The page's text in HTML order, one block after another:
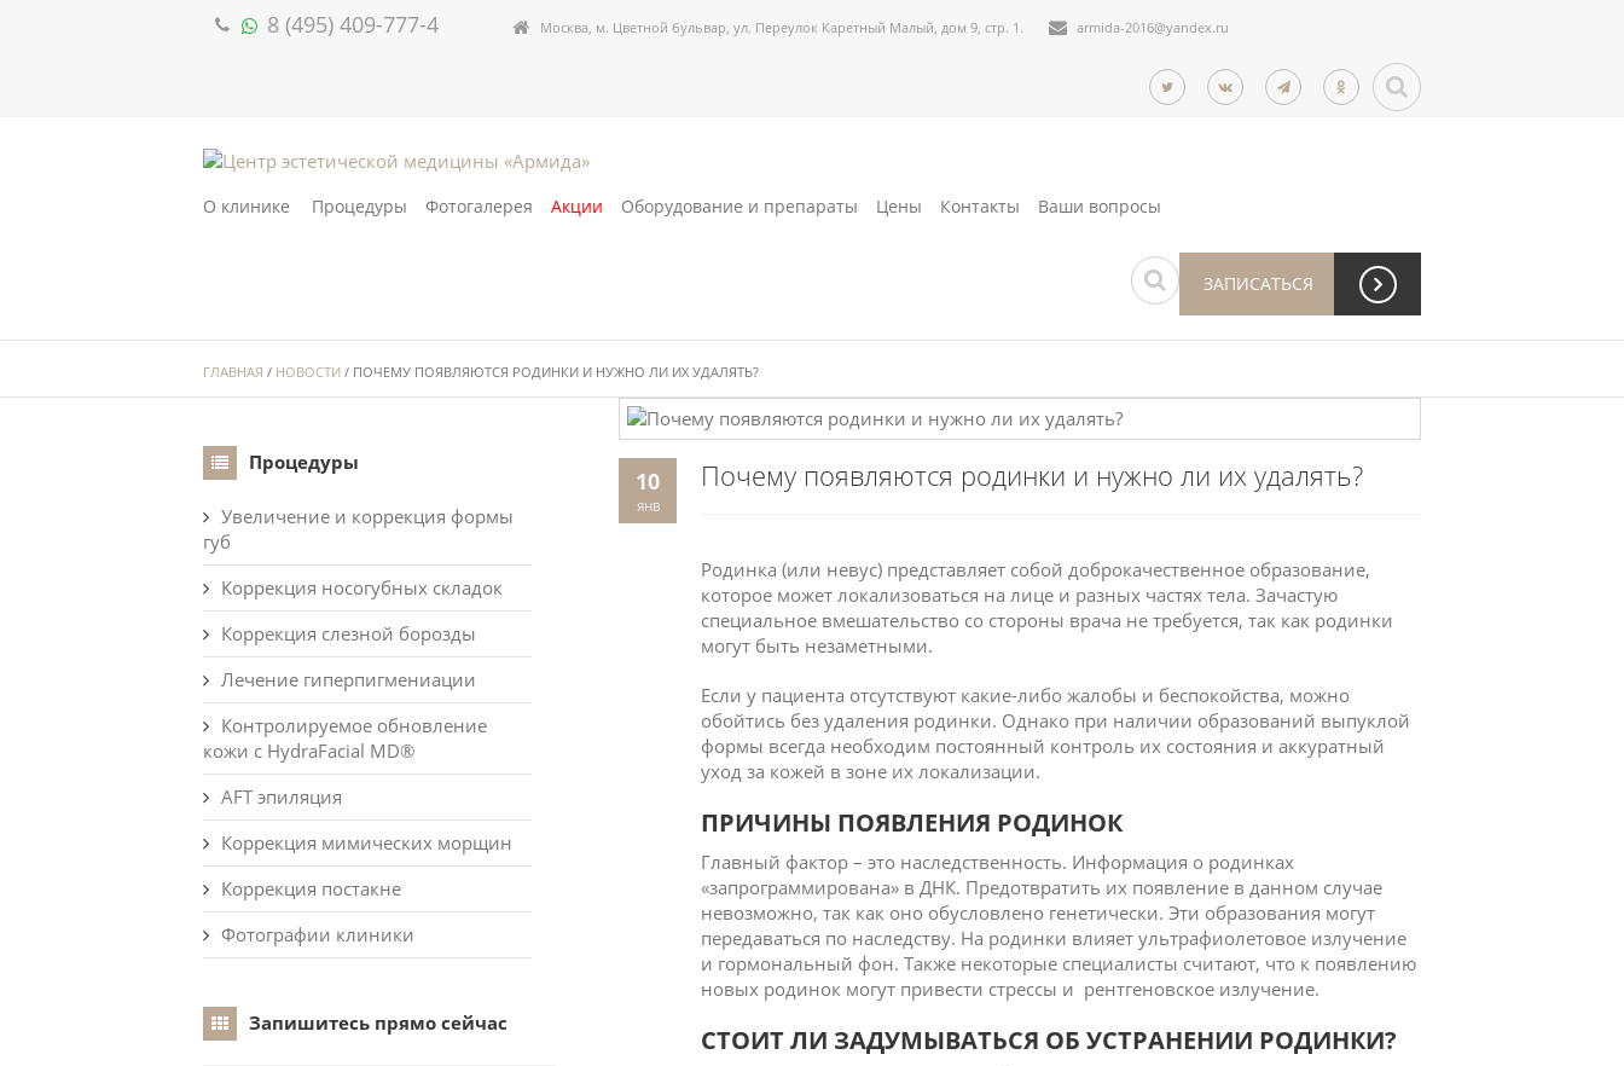
8 (495) 409-777-4 Москва, м. Цветной бульвар, ул. Переулок Каретный Малый, дом 9, стр. 1. armida-2016@yandex.ru
О клинике Процедуры Фотогалерея Акции Оборудование и препараты Цены Контакты Ваши вопросы
ЗАПИСАТЬСЯ
ГЛАВНАЯ / НОВОСТИ / ПОЧЕМУ ПОЯВЛЯЮТСЯ РОДИНКИ И НУЖНО ЛИ ИХ УДАЛЯТЬ?
Процедуры
Увеличение и коррекция формы
губ
Коррекция носогубных складок
Коррекция слезной борозды
Лечение гиперпигмениации
Контролируемое обновление
кожи с HydraFacial MD®
AFT эпиляция
Коррекция мимических морщин
Коррекция постакне
Фотографии клиники
Запишитесь прямо сейчас
10
ЯНВ
Почему появляются родинки и нужно ли их удалять?
Родинка (или невус) представляет собой доброкачественное образование,
которое может локализоваться на лице и разных частях тела. Зачастую
специальное вмешательство со стороны врача не требуется, так как родинки
могут быть незаметными.
Если у пациента отсутствуют какие-либо жалобы и беспокойства, можно
обойтись без удаления родинки. Однако при наличии образований выпуклой
формы всегда необходим постоянный контроль их состояния и аккуратный
уход за кожей в зоне их локализации.
ПРИЧИНЫ ПОЯВЛЕНИЯ РОДИНОК
Главный фактор – это наследственность. Информация о родинках
«запрограммирована» в ДНК. Предотвратить их появление в данном случае
невозможно, так как оно обусловлено генетически. Эти образования могут
передаваться по наследству. На родинки влияет ультрафиолетовое излучение
и гормональный фон. Также некоторые специалисты считают, что к появлению
новых родинок могут привести стрессы и рентгеновское излучение.
СТОИТ ЛИ ЗАДУМЫВАТЬСЯ ОБ УСТРАНЕНИИ РОДИНКИ?